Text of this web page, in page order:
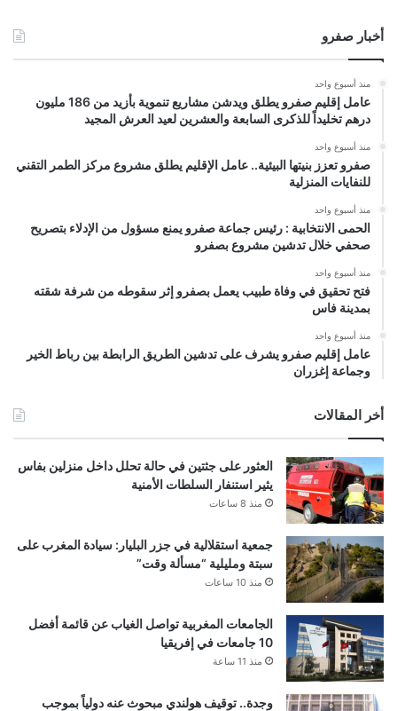
أخبار صفرو
منذ أسبوع واحد
عامل إقليم صفرو يطلق ويدشن مشاريع تنموية بأزيد من 186 مليون
درهم تخليداً للذكرى السابعة والعشرين لعيد العرش المجيد
منذ أسبوع واحد
صفرو تعزز بنيتها البيئية.. عامل الإقليم يطلق مشروع مركز الطمر التقني
للنفايات المنزلية
منذ أسبوع واحد
الحمى الانتخابية : رئيس جماعة صفرو يمنع مسؤول من الإدلاء بتصريح
صحفي خلال تدشين مشروع بصفرو
منذ أسبوع واحد
فتح تحقيق في وفاة طبيب يعمل بصفرو إثر سقوطه من شرفة شقته
بمدينة فاس
منذ أسبوع واحد
عامل إقليم صفرو يشرف على تدشين الطريق الرابطة بين رباط الخير
وجماعة إغزران
أخر المقالات
العثور على جثتين في حالة تحلل داخل منزلين بفاس
يثير استنفار السلطات الأمنية
منذ 8 ساعات
جمعية استقلالية في جزر البليار: سيادة المغرب على
سبتة ومليلية “مسألة وقت”
منذ 10 ساعات
الجامعات المغربية تواصل الغياب عن قائمة أفضل
10 جامعات في إفريقيا
منذ 11 ساعة
وجدة.. توقيف هولندي مبحوث عنه دولياً بموجب